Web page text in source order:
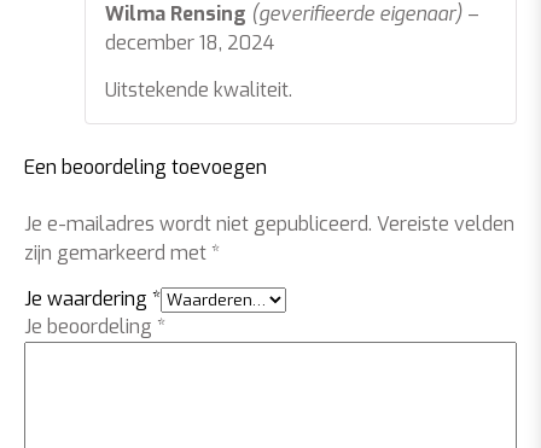
Wilma Rensing (geverifieerde eigenaar) –
december 18, 2024
Uitstekende kwaliteit.
Een beoordeling toevoegen
Je e-mailadres wordt niet gepubliceerd. Vereiste velden
zijn gemarkeerd met *
Je waardering *
Je beoordeling *